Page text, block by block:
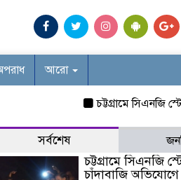
আরো
চট্টগ্রামে সিএনজি
সর্বশেষ
চট্টগ্রামে সিএনজি
চাঁদাবাজি